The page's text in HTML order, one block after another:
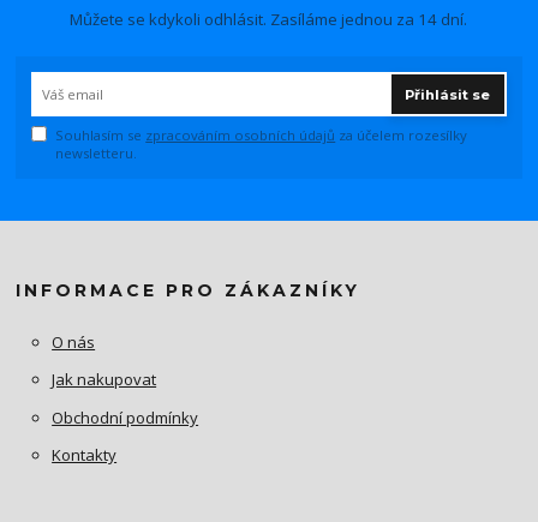
Můžete se kdykoli odhlásit. Zasíláme jednou za 14 dní.
Přihlásit se
Souhlasím se zpracováním osobních údajů za účelem rozesílky
newsletteru.
INFORMACE PRO ZÁKAZNÍKY
O nás
Jak nakupovat
Obchodní podmínky
Kontakty